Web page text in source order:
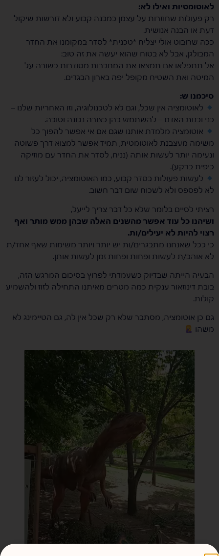
לאוטומטיות ואילו לא:
רק פעולות שחוזרות על עצמן במבנה קבוע ולא דורשות שיקול
דעת או הבנה אנושית.
ככה שרובוט אולי יצליח *טכנית* לסדר במקומנו את החדר
המבולגן, אבל לא בטוח שהוא יעשה את זה טוב:
אל תתפלאו אם תמצאו את המחברות מסודרות בשורה על
המיטה ואת השטיח מקופל יפה בארון הבגדים.
סיכמנו ש:
לאוטומציה אין שכל, וגם לא לטכנולוגיה, וזו האחריות שלנו –
בני ובנות האדם – להשתמש בהן בצורה נכונה וטובה.
אוטומציה מלמדת אותנו שגם אם אי אפשר להפוך כל
משימה מעצבנת לאוטומטית, תמיד אפשר למצוא דרך פשוטה
ונעימה יותר לעשות אותה (נניח, לסדר את החדר עם מוזיקה
כיפית ברקע).
לעשות פעולות בסדר קבוע, כמו האוטומציה, יכול לעזור לנו
לא לפספס ולא לשכוח שום דבר חשוב.
רציתי לסיים בלומר שלא כל דבר צריך לייעל,
ושיהנו כל עוד אפשר מהשנים האלה שבהן ממש מותר ואף
רצוי להיות לא יעילים/ות.
כי ככל שאנחנו מתבגרים/ות יש יותר ויותר משימות שאף אחד/ת
לא אוהב/ת לעשות ופחות ופחות זמן לעשות אותן.
הבעיה הייתה שבדיוק כשעמדתי לפרוץ בסיכום המרגש הזה,
בובת דינוזאור ענקית כמה מטרים מאיתנו התחילה לזוז ולהשמיע
קולות.
גם כן אוטומציה, מסתבר שלא רק שכל אין לה, גם הטיימינג לא
משהו